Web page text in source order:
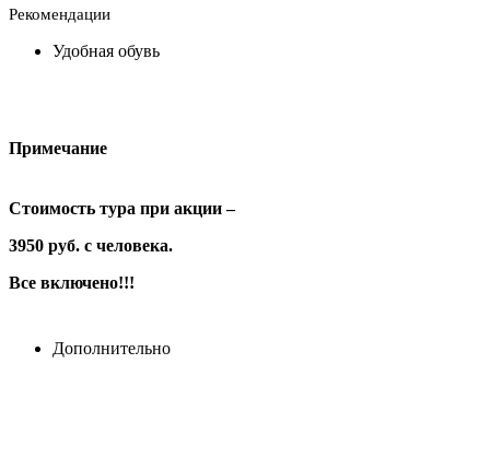
Рекомендации
Удобная обувь
Примечание
Стоимость тура при акции –
3950 руб. с человека.
Все включено!!!
Дополнительно